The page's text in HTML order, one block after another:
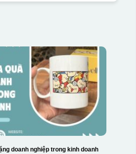
doanh nghiệp trong kinh doanh